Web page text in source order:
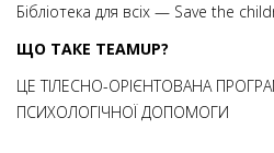
Бібліотека для всіх — Save the
ЩО ТАКЕ TEAMUP?
ЦЕ ТІЛЕСНО-ОРІЄНТОВАНА
ПСИХОЛОГІЧНОЇ ДОПОМОГИ